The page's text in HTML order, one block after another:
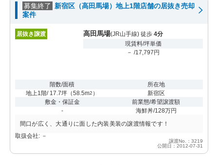
募集終了
新宿区（高田馬場）地上1階店舗の居抜き売却
案件
居抜き譲渡 高田馬場(JR山手線) 徒歩 4分
現賃料/坪単価
－ /17,797円
階数/面積
地上1階/ 17.7坪 （58.5m2 ）
所在地
新宿区
敷金・保証金
-
前業態/希望譲渡額
海鮮丼/128万円
間口が広く、大通りに面した内装美装の譲渡情報です！
取扱会社: －
譲渡No.：3219
公開日：2012-07-31